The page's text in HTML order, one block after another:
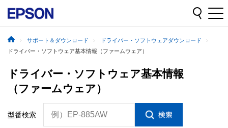
サポート＆ダウンロード
ドライバー・ソフトウェアダウンロード
ドライバー・ソフトウェア基本情報（ファームウェア）
ドライバー・ソフトウェア基本情報
（ファームウェア）
型番検索 例）EP-885AW